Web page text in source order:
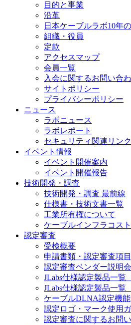
目的と事業
沿革
日本ケーブルラボ10年
組織・役員
定款
アクセスマップ
会員一覧
入会に関するお問い合
サイトポリシー
プライバシーポリシー
ニュース
ラボニュース
ラボレポート
セキュリティ関連リン
イベント情報
イベント開催案内
イベント開催報告
技術開発・調査
技術開発・調査 最前線
仕様書・技術文書一覧
工業所有権について
ケーブルインフラコス
認定審査
受検概要
申請書類・認定審査項目
認定審査ベンダー説明会
JLabs仕様認定製品一覧
JLabs仕様認定製品一覧
ケーブルDLNA認定機能
認定ロゴ・マーク使用
認定審査に関するお問